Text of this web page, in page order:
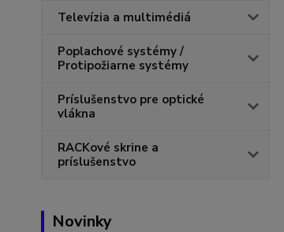
Televízia a multimédiá
Poplachové systémy /
Protipožiarne systémy
Príslušenstvo pre optické
vlákna
RACKové skrine a
príslušenstvo
Novinky